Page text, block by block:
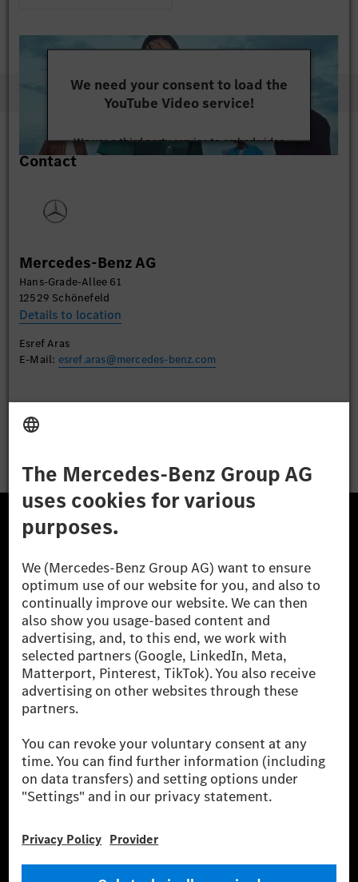
We need your consent to load the
YouTube Video service!
We use a third party service to embed video
content that may collect data about your activity.
Contact
Mercedes-Benz AG
Hans-Grade-Allee 61
12529 Schönefeld
Details to location
Esref Aras
E-Mail: esref.aras@mercedes-benz.com
The Mercedes-Benz Group AG (former Daimler AG) is
one of the world's most successful automotive
companies. With Mercedes-Benz AG, we are one of
the leading global suppliers of premium and luxury
cars and vans. Mercedes-Benz Mobility AG offers
financing, leasing, car subscription and car rental,
fleet management, digital services for charging and
payment, insurance brokerage, as well as innovative
mobility services.
Learn more
Technical Support Hotline Contact
Locations